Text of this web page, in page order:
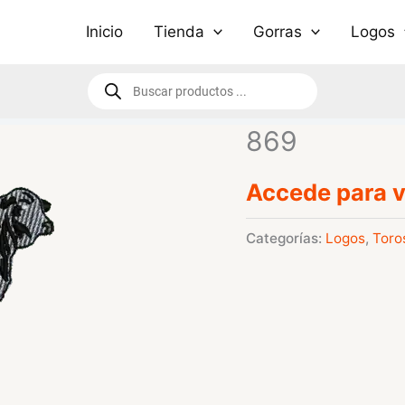
Inicio Tienda Gorras Logos
Búsqueda
de
869
Accede para
Categorías: Logos,